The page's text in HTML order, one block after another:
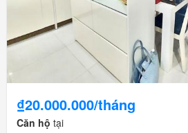
₫20.000.000/tháng
Căn hộ tại